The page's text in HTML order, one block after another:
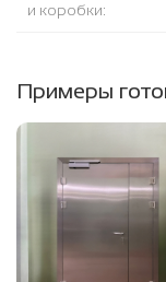
и коробки:
Примеры